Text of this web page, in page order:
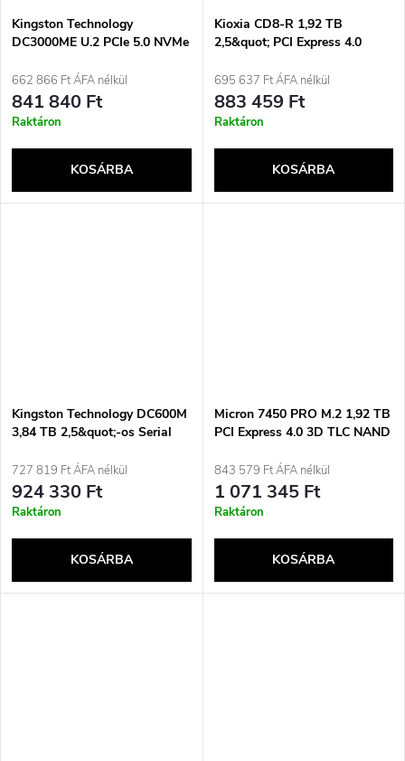
Kingston Technology
DC3000ME U.2 PCIe 5.0 NVMe
meghajtó 3,84 TB
kapacitással
662 866 Ft ÁFA nélkül
841 840 Ft
Raktáron
KOSÁRBA
Kioxia CD8-R 1,92 TB
2,5&quot; PCI Express 4.0
695 637 Ft ÁFA nélkül
883 459 Ft
Raktáron
KOSÁRBA
Kingston Technology DC600M
3,84 TB 2,5&quot;-os Serial
merevlemez
727 819 Ft ÁFA nélkül
924 330 Ft
Raktáron
KOSÁRBA
Micron 7450 PRO M.2 1,92 TB
PCI Express 4.0 3D TLC NAND
843 579 Ft ÁFA nélkül
1 071 345 Ft
Raktáron
KOSÁRBA